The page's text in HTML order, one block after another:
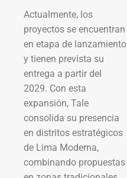
Actualmente, los
proyectos se encuentran
en etapa de lanzamiento
y tienen prevista su
entrega a partir del
2029. Con esta
expansión, Tale
consolida su presencia
en distritos estratégicos
de Lima Moderna,
combinando propuestas